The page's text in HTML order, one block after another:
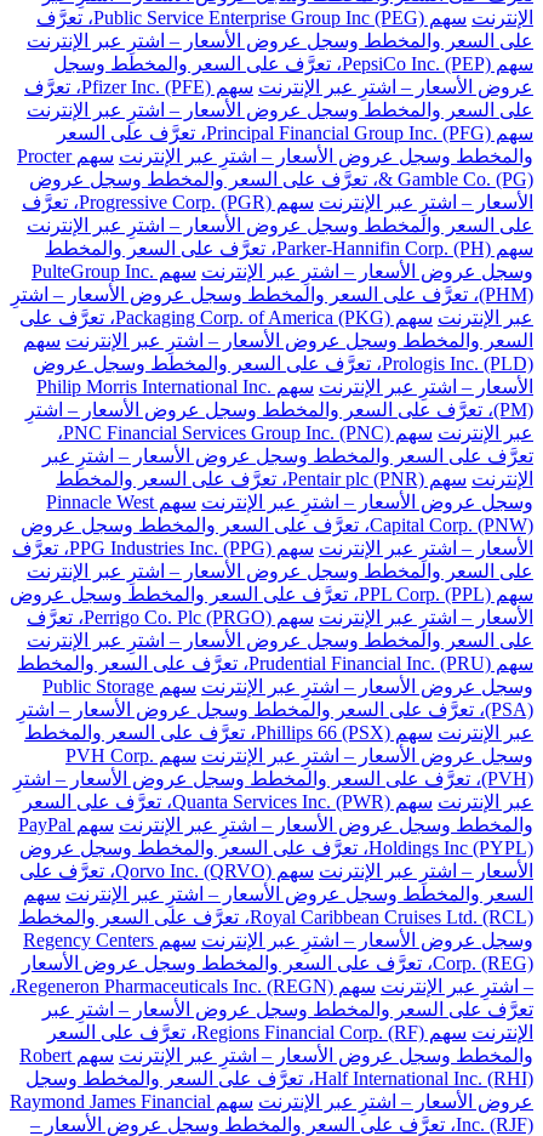
الإنترنت
سهم Public Service Enterprise Group Inc (PEG)، تعرَّف
على السعر والمخطط وسجل عروض الأسعار – اشترِ عبر الإنترنت
سهم PepsiCo Inc. (PEP)، تعرَّف على السعر والمخطط وسجل
عروض الأسعار – اشترِ عبر الإنترنت
سهم Pfizer Inc. (PFE)، تعرَّف
على السعر والمخطط وسجل عروض الأسعار – اشترِ عبر الإنترنت
سهم Principal Financial Group Inc. (PFG)، تعرَّف على السعر
والمخطط وسجل عروض الأسعار – اشترِ عبر الإنترنت
سهم Procter
& Gamble Co. (PG)، تعرَّف على السعر والمخطط وسجل عروض
الأسعار – اشترِ عبر الإنترنت
سهم Progressive Corp. (PGR)، تعرَّف
على السعر والمخطط وسجل عروض الأسعار – اشترِ عبر الإنترنت
سهم Parker-Hannifin Corp. (PH)، تعرَّف على السعر والمخطط
وسجل عروض الأسعار – اشترِ عبر الإنترنت
سهم PulteGroup Inc.
(PHM)، تعرَّف على السعر والمخطط وسجل عروض الأسعار – اشترِ
عبر الإنترنت
سهم Packaging Corp. of America (PKG)، تعرَّف على
السعر والمخطط وسجل عروض الأسعار – اشترِ عبر الإنترنت سهم
Prologis Inc. (PLD)، تعرَّف على السعر والمخطط وسجل عروض
الأسعار – اشترِ عبر الإنترنت
سهم Philip Morris International Inc.
(PM)، تعرَّف على السعر والمخطط وسجل عروض الأسعار – اشترِ
عبر الإنترنت
سهم PNC Financial Services Group Inc. (PNC)،
تعرَّف على السعر والمخطط وسجل عروض الأسعار – اشترِ عبر
الإنترنت
سهم Pentair plc (PNR)، تعرَّف على السعر والمخطط
وسجل عروض الأسعار – اشترِ عبر الإنترنت
سهم Pinnacle West
Capital Corp. (PNW)، تعرَّف على السعر والمخطط وسجل عروض
الأسعار – اشترِ عبر الإنترنت
سهم PPG Industries Inc. (PPG)، تعرَّف
على السعر والمخطط وسجل عروض الأسعار – اشترِ عبر الإنترنت
سهم PPL Corp. (PPL)، تعرَّف على السعر والمخطط وسجل عروض
الأسعار – اشترِ عبر الإنترنت
سهم Perrigo Co. Plc (PRGO)، تعرَّف
على السعر والمخطط وسجل عروض الأسعار – اشترِ عبر الإنترنت
سهم Prudential Financial Inc. (PRU)، تعرَّف على السعر والمخطط
وسجل عروض الأسعار – اشترِ عبر الإنترنت
سهم Public Storage
(PSA)، تعرَّف على السعر والمخطط وسجل عروض الأسعار – اشترِ
عبر الإنترنت
سهم Phillips 66 (PSX)، تعرَّف على السعر والمخطط
وسجل عروض الأسعار – اشترِ عبر الإنترنت
سهم PVH Corp.
(PVH)، تعرَّف على السعر والمخطط وسجل عروض الأسعار – اشترِ
عبر الإنترنت
سهم Quanta Services Inc. (PWR)، تعرَّف على السعر
والمخطط وسجل عروض الأسعار – اشترِ عبر الإنترنت
سهم PayPal
Holdings Inc (PYPL)، تعرَّف على السعر والمخطط وسجل عروض
الأسعار – اشترِ عبر الإنترنت
سهم Qorvo Inc. (QRVO)، تعرَّف على
السعر والمخطط وسجل عروض الأسعار – اشترِ عبر الإنترنت سهم
Royal Caribbean Cruises Ltd. (RCL)، تعرَّف على السعر والمخطط
وسجل عروض الأسعار – اشترِ عبر الإنترنت
سهم Regency Centers
Corp. (REG)، تعرَّف على السعر والمخطط وسجل عروض الأسعار
– اشترِ عبر الإنترنت
سهم Regeneron Pharmaceuticals Inc. (REGN)،
تعرَّف على السعر والمخطط وسجل عروض الأسعار – اشترِ عبر
الإنترنت
سهم Regions Financial Corp. (RF)، تعرَّف على السعر
والمخطط وسجل عروض الأسعار – اشترِ عبر الإنترنت
سهم Robert
Half International Inc. (RHI)، تعرَّف على السعر والمخطط وسجل
عروض الأسعار – اشترِ عبر الإنترنت
سهم Raymond James Financial
Inc. (RJF)، تعرَّف على السعر والمخطط وسجل عروض الأسعار –